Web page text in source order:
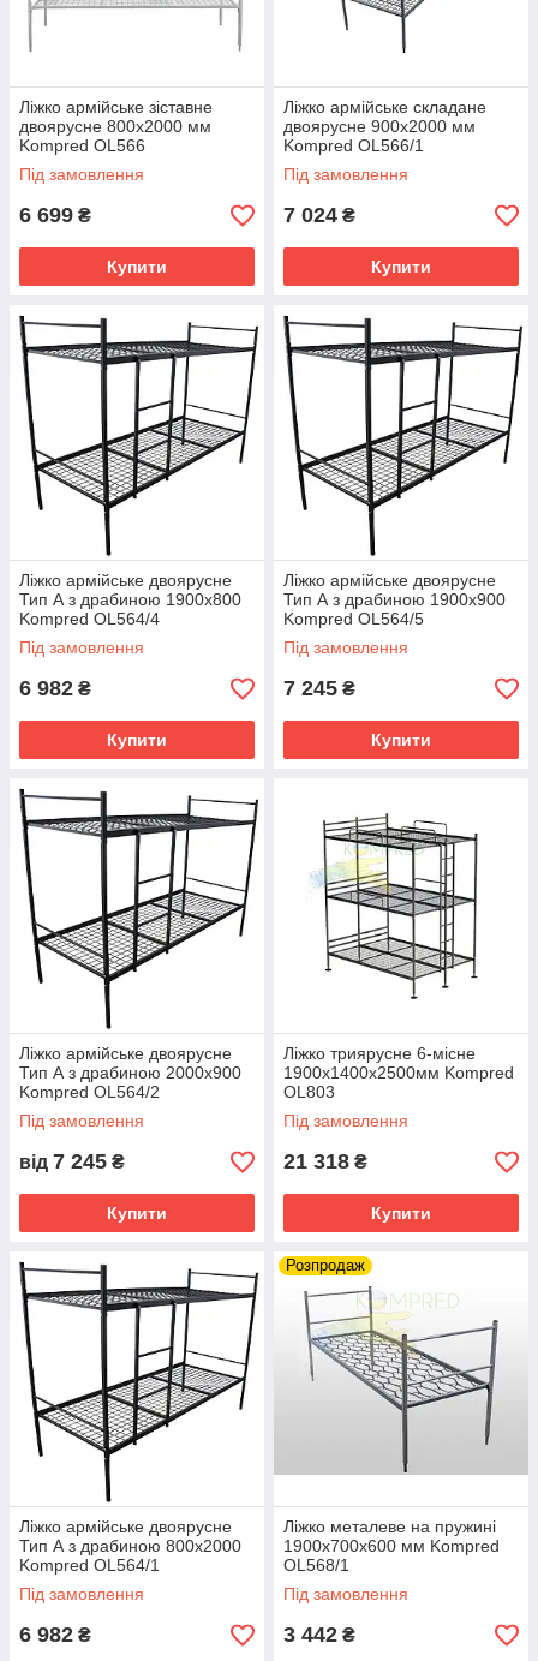
Ліжко армійське зіставне
двоярусне 800х2000 мм
Kompred OL566
Під замовлення
6 699 ₴
Купити
Ліжко армійське складане
двоярусне 900х2000 мм
Kompred OL566/1
Під замовлення
7 024 ₴
Купити
Ліжко армійське двоярусне
Тип А з драбиною 1900х800
Kompred OL564/4
Під замовлення
6 982 ₴
Купити
Ліжко армійське двоярусне
Тип А з драбиною 1900х900
Kompred OL564/5
Під замовлення
7 245 ₴
Купити
Ліжко армійське двоярусне
Тип А з драбиною 2000х900
Kompred OL564/2
Під замовлення
від 7 245 ₴
Купити
Ліжко триярусне 6-місне
1900х1400х2500мм Kompred
OL803
Під замовлення
21 318 ₴
Купити
Ліжко армійське двоярусне
Тип А з драбиною 800х2000
Kompred OL564/1
Під замовлення
6 982 ₴
Розпродаж
Ліжко металеве на пружині
1900х700х600 мм Kompred
OL568/1
Під замовлення
3 442 ₴